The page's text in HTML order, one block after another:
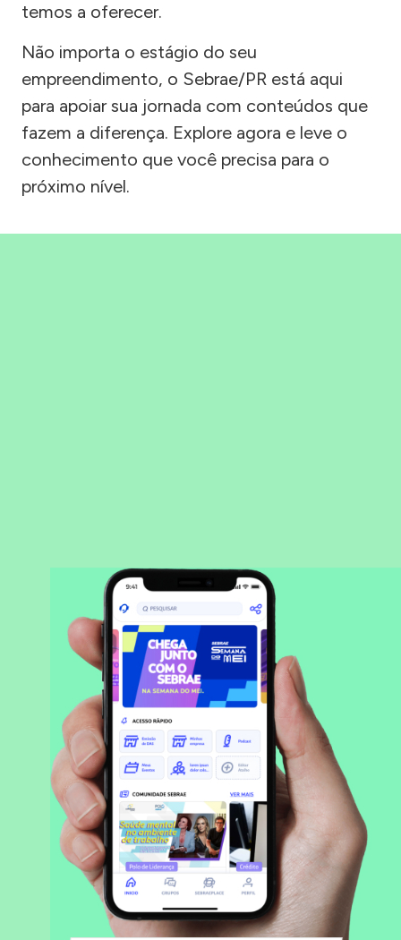
temos a oferecer.
Não importa o estágio do seu
empreendimento, o Sebrae/PR está aqui
para apoiar sua jornada com conteúdos que
fazem a diferença. Explore agora e leve o
conhecimento que você precisa para o
próximo nível.